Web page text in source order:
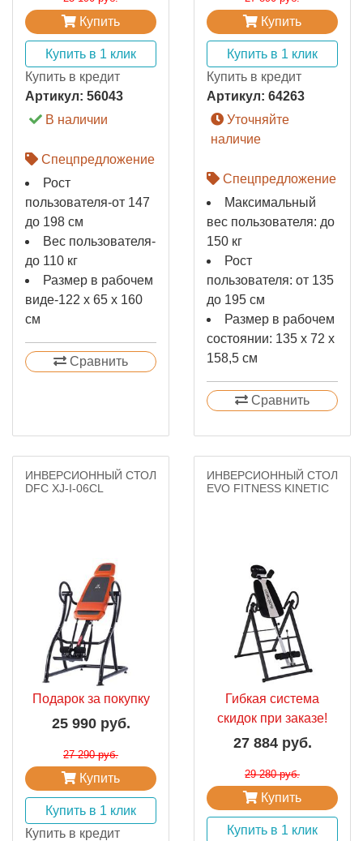
Купить
Купить в 1 клик
Купить в кредит
Артикул: 56043
В наличии
Спецпредложение
Рост
пользователя-от 147
до 198 см
Вес пользователя-
до 110 кг
Размер в рабочем
виде-122 х 65 х 160
см
Сравнить
Купить
Купить в 1 клик
Купить в кредит
Артикул: 64263
Уточняйте
наличие
Спецпредложение
Максимальный
вес пользователя: до
150 кг
Рост
пользователя: от 135
до 195 см
Размер в рабочем
состоянии: 135 х 72 х
158,5 см
Сравнить
ИНВЕРСИОННЫЙ СТОЛ
DFC XJ-I-06CL
Подарок за покупку
25 990 руб.
27 290 руб.
Купить
Купить в 1 клик
Купить в кредит
ИНВЕРСИОННЫЙ СТОЛ
EVO FITNESS KINETIC
Гибкая система
скидок при заказе!
27 884 руб.
29 280 руб.
Купить
Купить в 1 клик